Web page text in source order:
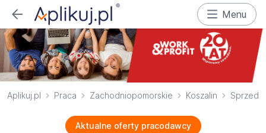
Menu
Aplikuj.pl Praca Zachodniopomorskie Koszalin
Aktualne oferty pracodawcy